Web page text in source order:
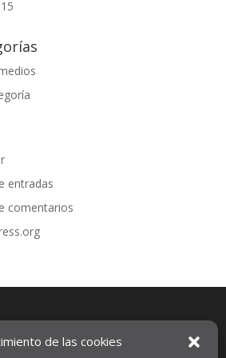
de las cookies
entradas
comentarios